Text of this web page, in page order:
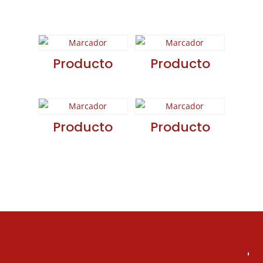
Producto Producto
Producto Producto